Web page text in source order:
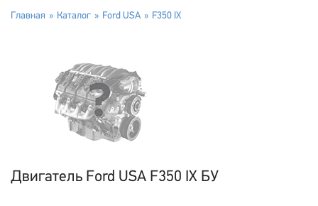
Главная Каталог Ford USA F350 IX
Двигатель Ford USA F350 IX БУ